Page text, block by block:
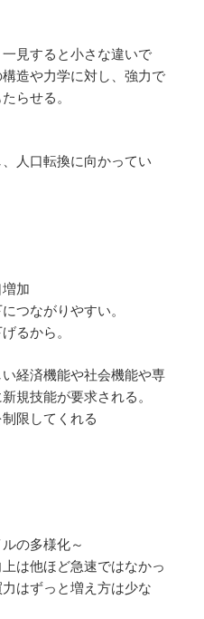
見すると小さな違いで
造や力学に対し、強力で
らせる。
人口転換に向かってい
加
つながりやすい。
るから。
経済機能や社会機能や専
規技能が要求される。
限してくれる
の多様化～
は他ほど急速ではなかっ
はずっと増え方は少な